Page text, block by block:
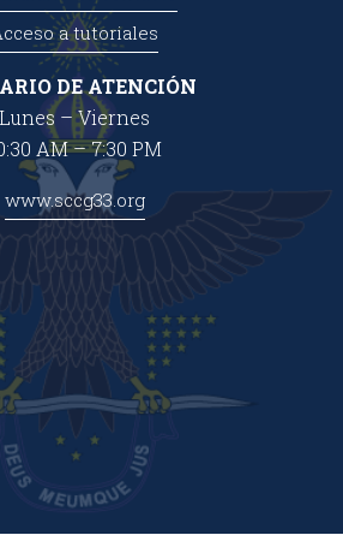
a tutoriales
DE ATENCIÓN
Lunes – Viernes
AM – 7:30 PM
www.sccg33.org